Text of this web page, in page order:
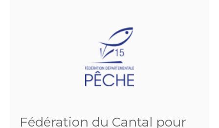
Fédération du Cantal pour